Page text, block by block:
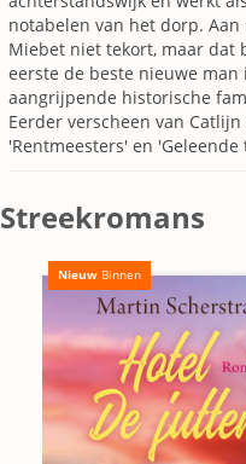
notabelen van het dorp.
Miebet niet tekort, maar dat
eerste de beste nieuwe man
aangrijpende historische
Eerder verscheen van
'Rentmeesters' en 'Geleende
Streekromans
Nieuw Binnen